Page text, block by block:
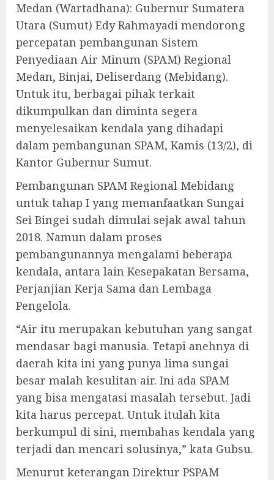
Medan (Wartadhana): Gubernur Sumatera
Utara (Sumut) Edy Rahmayadi mendorong
percepatan pembangunan Sistem
Penyediaan Air Minum (SPAM) Regional
Medan, Binjai, Deliserdang (Mebidang).
Untuk itu, berbagai pihak terkait
dikumpulkan dan diminta segera
menyelesaikan kendala yang dihadapi
dalam pembangunan SPAM, Kamis (13/2), di
Kantor Gubernur Sumut.
Pembangunan SPAM Regional Mebidang
untuk tahap I yang memanfaatkan Sungai
Sei Bingei sudah dimulai sejak awal tahun
2018. Namun dalam proses
pembangunannya mengalami beberapa
kendala, antara lain Kesepakatan Bersama,
Perjanjian Kerja Sama dan Lembaga
Pengelola.
“Air itu merupakan kebutuhan yang sangat
mendasar bagi manusia. Tetapi anehnya di
daerah kita ini yang punya lima sungai
besar malah kesulitan air. Ini ada SPAM
yang bisa mengatasi masalah tersebut. Jadi
kita harus percepat. Untuk itulah kita
berkumpul di sini, membahas kendala yang
terjadi dan mencari solusinya,” kata Gubsu.
Menurut keterangan Direktur PSPAM